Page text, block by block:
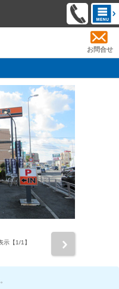
お問合せ
示【1/1】